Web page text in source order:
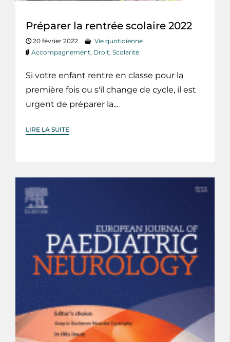
Préparer la rentrée scolaire 2022
20 février 2022
Vie quotidienne
Accompagnement, Droit, Scolarité
Si votre enfant rentre en classe pour la
première fois ou s'il change de cycle, il est
urgent de préparer la...
LIRE LA SUITE